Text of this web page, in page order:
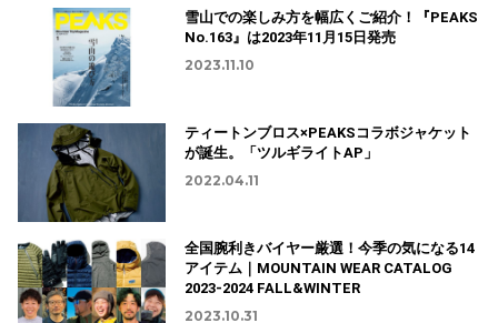
雪山での楽しみ方を幅広くご紹介！『PEAKS
No.163』は2023年11月15日発売
2023.11.10
ティートンブロス×PEAKSコラボジャケット
が誕生。「ツルギライトAP」
2022.04.11
全国腕利きバイヤー厳選！今季の気になる14
アイテム｜MOUNTAIN WEAR CATALOG
2023-2024 FALL&WINTER
2023.10.31